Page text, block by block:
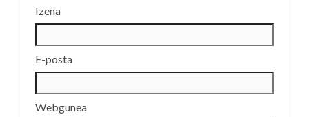
Izena
E-posta
Webgunea